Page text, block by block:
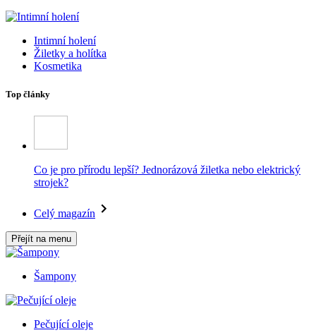
Intimní holení
Žiletky a holítka
Kosmetika
Top články
Co je pro přírodu lepší? Jednorázová žiletka nebo elektrický
strojek?
Celý magazín
Přejít na menu
Šampony
Pečující oleje